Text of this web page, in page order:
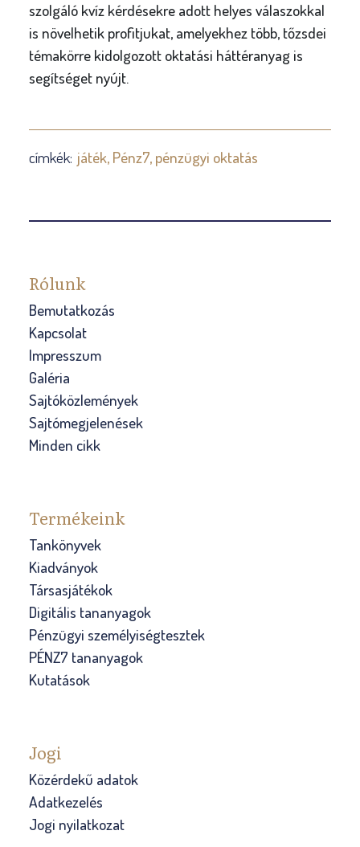
szolgáló kvíz kérdésekre adott helyes válaszokkal
is növelhetik profitjukat, amelyekhez több, tőzsdei
témakörre kidolgozott oktatási háttéranyag is
segítséget nyújt.
címkék: játék Pénz7 pénzügyi oktatás
Rólunk
Bemutatkozás
Kapcsolat
Impresszum
Galéria
Sajtóközlemények
Sajtómegjelenések
Minden cikk
Termékeink
Tankönyvek
Kiadványok
Társasjátékok
Digitális tananyagok
Pénzügyi személyiségtesztek
PÉNZ7 tananyagok
Kutatások
Jogi
Közérdekű adatok
Adatkezelés
Jogi nyilatkozat